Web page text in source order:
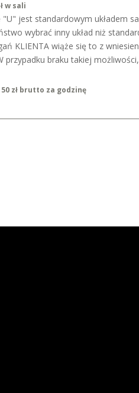
w sali
"U" jest standardowym układem
wybrać inny układ niż
KLIENTA wiąże się to z
przypadku braku takiej
zł brutto za godzinę